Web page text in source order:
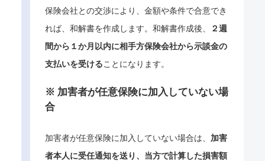
保険会社との交渉により、金額や条件で合意でき
れば、和解書を作成します。和解書作成後、
２週
間から１か月以内に相手方保険会社から示談金の
支払いを受けることになります。
※ 加害者が任意保険に加入していない場
合
加害者が任意保険に加入していない場合は、 加害
者本人に受任通知を送り、当方で計算した損害額